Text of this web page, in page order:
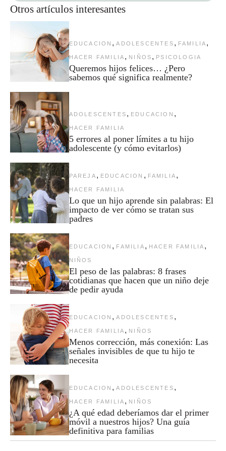
Otros artículos interesantes
EDUCACION , ADOLESCENTES , FAMILIA ,
HACER FAMILIA , NIÑOS , PSICOLOGIA
Queremos hijos felices… ¿Pero
sabemos qué significa realmente?
ADOLESCENTES , EDUCACION ,
HACER FAMILIA
5 errores al poner límites a tu hijo
adolescente (y cómo evitarlos)
PAREJA , EDUCACION , FAMILIA ,
HACER FAMILIA
Lo que un hijo aprende sin palabras: El
impacto de ver cómo se tratan sus
padres
EDUCACION , FAMILIA , HACER FAMILIA ,
NIÑOS
El peso de las palabras: 8 frases
cotidianas que hacen que un niño deje
de pedir ayuda
EDUCACION , ADOLESCENTES ,
HACER FAMILIA , NIÑOS
Menos corrección, más conexión: Las
señales invisibles de que tu hijo te
necesita
EDUCACION , ADOLESCENTES ,
HACER FAMILIA , NIÑOS
¿A qué edad deberíamos dar el primer
móvil a nuestros hijos? Una guía
definitiva para familias